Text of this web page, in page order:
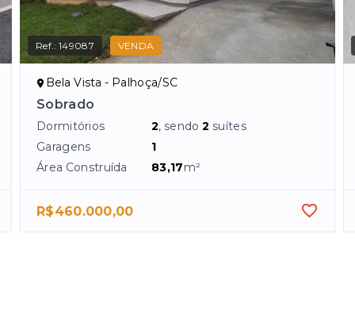
Ref.:149087 VENDA
Bela Vista - Palhoça/SC
Sobrado
Dormitórios 2, sendo2 suítes
Garagens
1
Área Construída
83,17m²
R$460.000,00